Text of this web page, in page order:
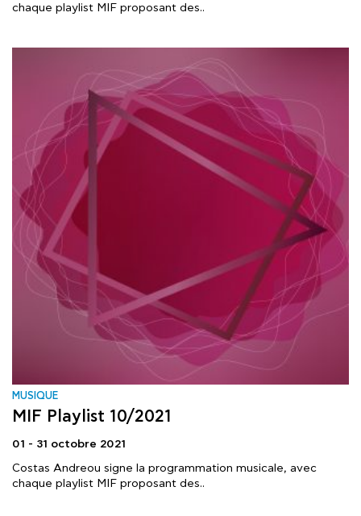
chaque playlist MIF proposant des..
MUSIQUE
MIF Playlist 10/2021
01 - 31 octobre 2021
Costas Andreou signe la programmation musicale, avec
chaque playlist MIF proposant des..